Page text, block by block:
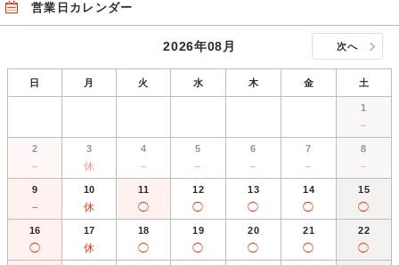
営業日カレンダー
2026年08月 次へ
日 月 火 水 木 金 土
1
－
2
－
3
休
4
－
5
－
6
－
7
－
8
－
9
－
10
休
11
◯
12
◯
13
◯
14
◯
15
◯
16
◯
17
休
18
◯
19
◯
20
◯
21
◯
22
◯